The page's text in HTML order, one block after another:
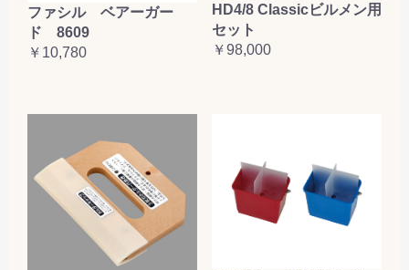
ファシル ベアーガー
ド 8609
￥10,780
HD4/8 Classicビルメン用
セット
￥98,000